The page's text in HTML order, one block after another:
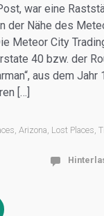
war eine
der Nähe des
Meteor City
40 bzw. der
aus dem
[…]
, Arizona, Lost Places,